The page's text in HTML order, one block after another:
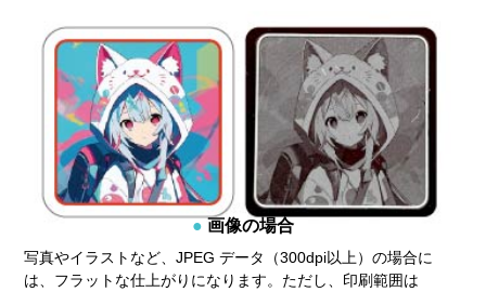
画像の場合
写真やイラストなど、JPEG データ（300dpi以上）の場合に
は、フラットな仕上がりになります。ただし、印刷範囲は